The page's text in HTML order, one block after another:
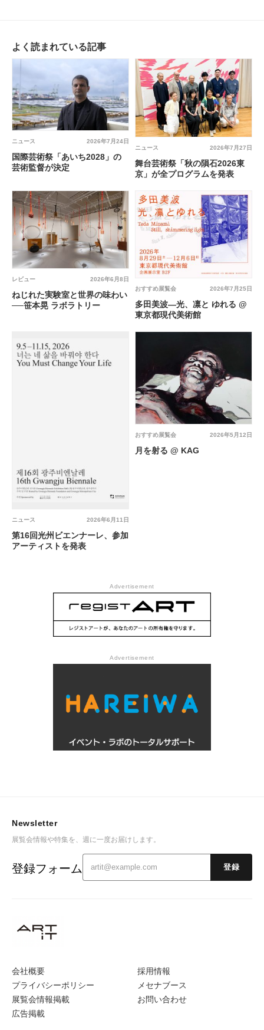
よく読まれている記事
2026年7月24日
ニュース
国際芸術祭「あいち2028」の
芸術監督が決定
2026年7月27日
ニュース
舞台芸術祭「秋の隕石2026東
京」が全プログラムを発表
2026年6月8日
レビュー
ねじれた実験室と世界の味わい
──笹本晃 ラボラトリー
2026年7月25日
おすすめ展覧会
多田美波―光、凛と ゆれる @
東京都現代美術館
2026年6月11日
ニュース
第16回光州ビエンナーレ、参加
アーティストを発表
2026年5月12日
おすすめ展覧会
月を射る @ KAG
Advertisement
Advertisement
会社概要
プライバシーポリシー
展覧会情報掲載
広告掲載
採用情報
メセナブース
お問い合わせ
Newsletter
展覧会情報や特集を、週に一度お届けします。
登録フォーム 登録